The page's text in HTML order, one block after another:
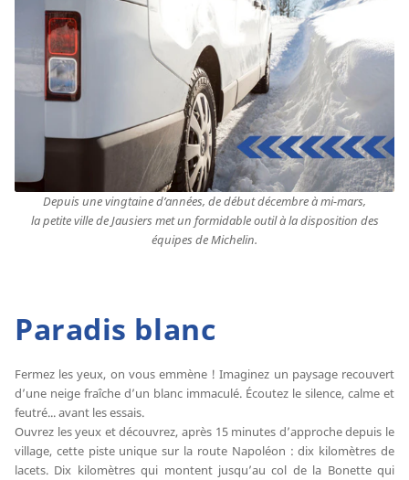
Depuis une vingtaine d’années, de début décembre à mi-mars,
la petite ville de Jausiers met un formidable outil à la disposition des
équipes de Michelin.
Paradis blanc
Fermez les yeux, on vous emmène ! Imaginez un paysage recouvert
d’une neige fraîche d’un blanc immaculé. Écoutez le silence, calme et
feutré... avant les essais.
Ouvrez les yeux et découvrez, après 15 minutes d’approche depuis le
village, cette piste unique sur la route Napoléon : dix kilomètres de
lacets. Dix kilomètres qui montent jusqu’au col de la Bonette qui